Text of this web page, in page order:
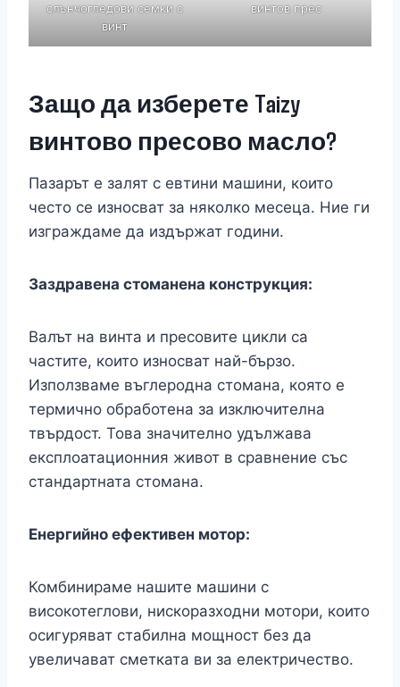
слънчогледови семки с
винт
винтов прес
Защо да изберете Taizy
винтово пресово масло?
Пазарът е залят с евтини машини, които
често се износват за няколко месеца. Ние ги
изграждаме да издържат години.
Заздравена стоманена конструкция:
Валът на винта и пресовите цикли са
частите, които износват най-бързо.
Използваме въглеродна стомана, която е
термично обработена за изключителна
твърдост. Това значително удължава
експлоатационния живот в сравнение със
стандартната стомана.
Енергийно ефективен мотор:
Комбинираме нашите машини с
високотеглови, нискоразходни мотори, които
осигуряват стабилна мощност без да
увеличават сметката ви за електричество.